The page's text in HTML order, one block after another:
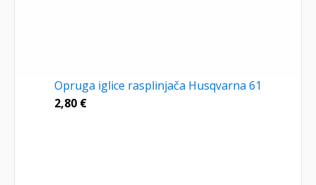
Opruga iglice rasplinjača Husqvarna 61
2,80 €